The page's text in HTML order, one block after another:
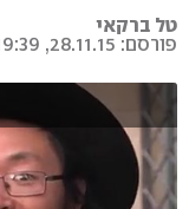
טל ברקאי
פורסם: 28.11.15, 19:39